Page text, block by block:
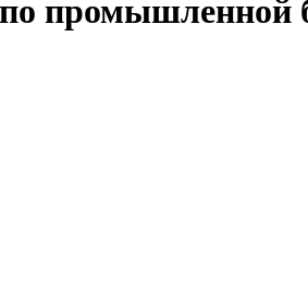
промышленной